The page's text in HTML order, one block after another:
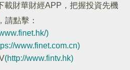
載財華財經APP，把握投資先機
請點擊：
)
www.finet.com.cn)
(http://www.fintv.hk)